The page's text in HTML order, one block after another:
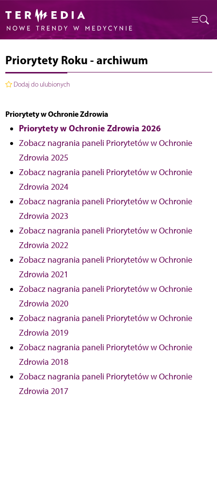
Priorytety Roku - archiwum
Dodaj do ulubionych
Priorytety w Ochronie Zdrowia
Priorytety w Ochronie Zdrowia 2026
Zobacz nagrania paneli Priorytetów w Ochronie
Zdrowia 2025
Zobacz nagrania paneli Priorytetów w Ochronie
Zdrowia 2024
Zobacz nagrania paneli Priorytetów w Ochronie
Zdrowia 2023
Zobacz nagrania paneli Priorytetów w Ochronie
Zdrowia 2022
Zobacz nagrania paneli Priorytetów w Ochronie
Zdrowia 2021
Zobacz nagrania paneli Priorytetów w Ochronie
Zdrowia 2020
Zobacz nagrania paneli Priorytetów w Ochronie
Zdrowia 2019
Zobacz nagrania paneli Priorytetów w Ochronie
Zdrowia 2018
Zobacz nagrania paneli Priorytetów w Ochronie
Zdrowia 2017